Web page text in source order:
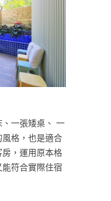
一張矮桌、 一
格，也是適合
，運用原本格
符合實際住宿